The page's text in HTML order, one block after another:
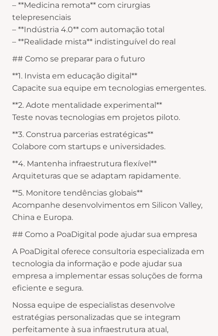
– **Medicina remota** com cirurgias
telepresenciais
– **Indústria 4.0** com automação total
– **Realidade mista** indistinguível do real
## Como se preparar para o futuro
**1. Invista em educação digital**
Capacite sua equipe em tecnologias emergentes.
**2. Adote mentalidade experimental**
Teste novas tecnologias em projetos piloto.
**3. Construa parcerias estratégicas**
Colabore com startups e universidades.
**4. Mantenha infraestrutura flexível**
Arquiteturas que se adaptam rapidamente.
**5. Monitore tendências globais**
Acompanhe desenvolvimentos em Silicon Valley,
China e Europa.
## Como a PoaDigital pode ajudar sua empresa
A PoaDigital oferece consultoria especializada em
tecnologia da informação e pode ajudar sua
empresa a implementar essas soluções de forma
eficiente e segura.
Nossa equipe de especialistas desenvolve
estratégias personalizadas que se integram
perfeitamente à sua infraestrutura atual,